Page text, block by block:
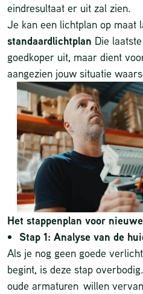
eindresultaat er uit zal zien.
Je kan een lichtplan op maat
standaardlichtplan Die
goedkoper uit, maar dient
aangezien jouw situatie
Het stappenplan voor
Stap 1: Analyse van de
Als je nog geen goede
begint, is deze stap
oude armaturen willen